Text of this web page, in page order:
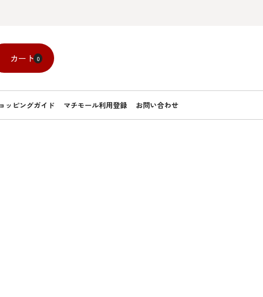
カート 0
ッピングガイド マチモール利用登録 お問い合わせ